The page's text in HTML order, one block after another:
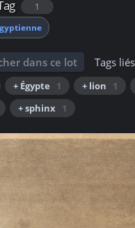
1
dans ce lot Tags liés
+ Égypte 1 + lion 1
+ sphinx 1